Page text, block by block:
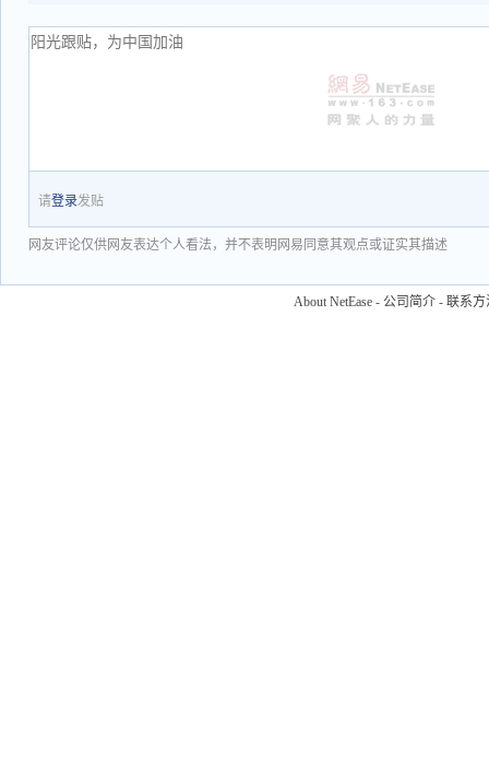
请登录发贴
网友评论仅供网友表达个人看法，并不表明网易同意其观点或证实其描述
About NetEase - 公司简介 - 联系方